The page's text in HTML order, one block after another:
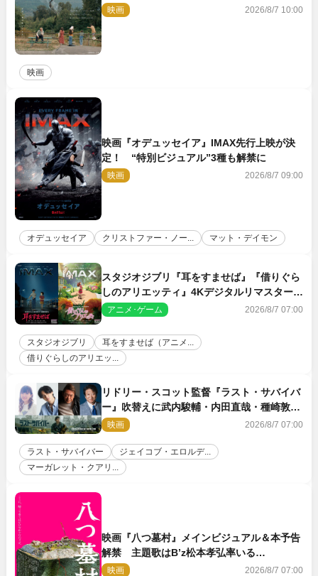
10.23公開
映画 2026/8/7 10:00
映画
映画『オデュッセイア』IMAX先行上映が決
定！ “特別ビジュアル”3種も解禁に
映画 2026/8/7 09:00
オデュッセイア クリストファー・ノー... マット・デイモン
スタジオジブリ『耳をすませば』『借りぐら
しのアリエッティ』4Kデジタルリマスターで
IMAX上映決定！
アニメ･ゲーム 2026/8/7 07:00
スタジオジブリ
耳をすませば（アニメ...
借りぐらしのアリエッ...
リドリー・スコット監督『ラスト・サバイバ
ー』吹替えに武内駿輔・内田直哉・種崎敦
美・井上和彦ら豪華声優陣が集結！
映画 2026/8/7 07:00
ラスト・サバイバー
ジェイコブ・エロルデ...
マーガレット・クアリ...
映画『八つ墓村』メインビジュアル＆本予告
解禁 主題歌はB’z松本孝弘率いる
TMG「DOOM」に決定
映画 2026/8/7 07:00